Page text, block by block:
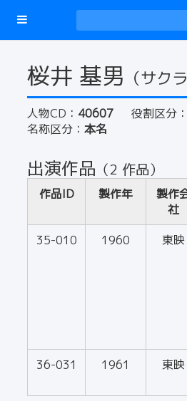
桜井 基男 （サク
人物CD： 40607 役割区分：
名称区分： 本名
出演作品 （2 作品）
作品ID 製作年
製作
社
35-010 1960 東映
36-031 1961 東映